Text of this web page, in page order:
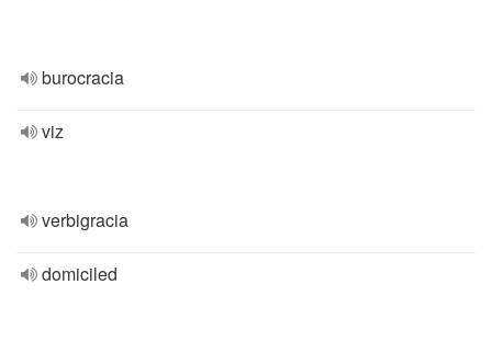
burocracia
viz
verbigracia
domiciled